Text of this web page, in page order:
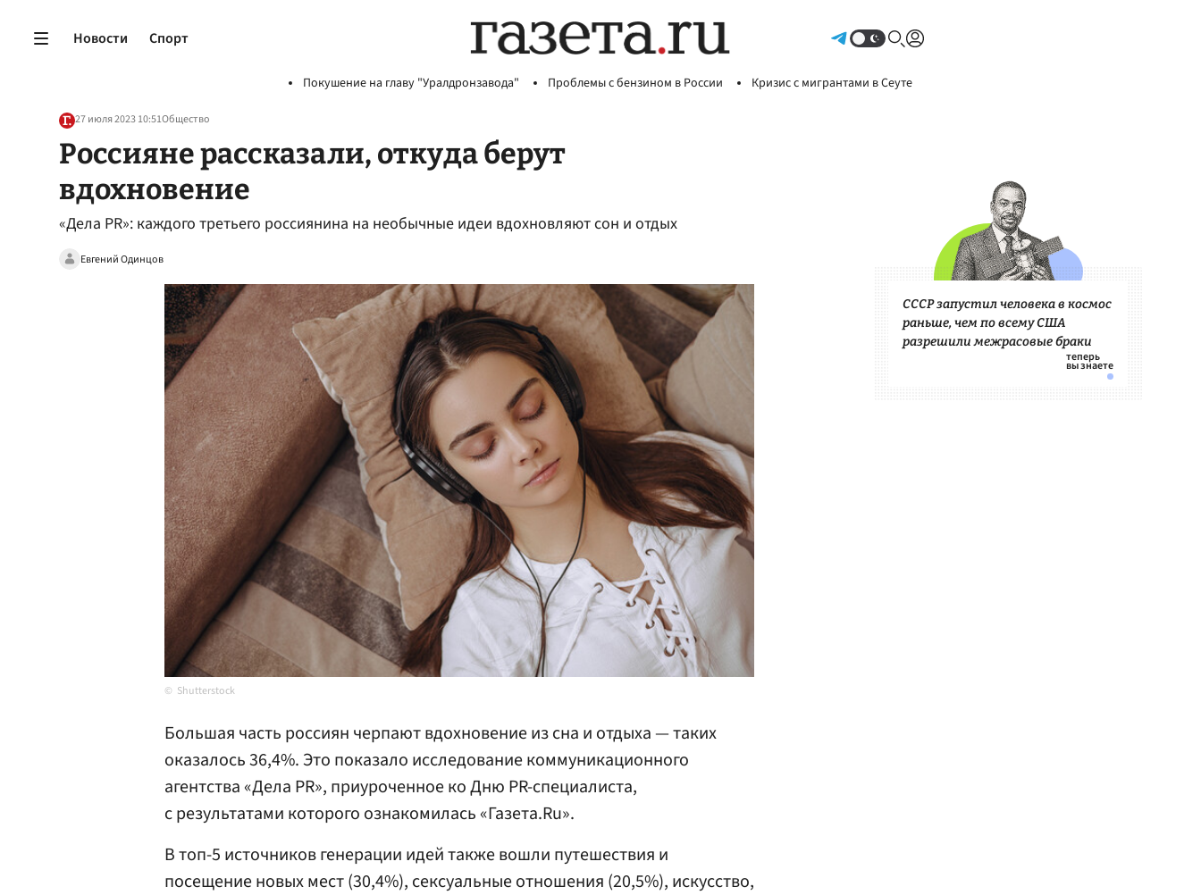
Новости Спорт
Покушение на главу "Уралдронзавода" Проблемы с бензином в России Кризис с мигрантами в Сеуте
27 июля 2023 10:51Общество
Россияне рассказали, откуда берут
вдохновение
«Дела PR»: каждого третьего россиянина на необычные идеи вдохновляют сон и отдых
Евгений Одинцов
Shutterstock
Большая часть россиян черпают вдохновение из сна и отдыха — таких
оказалось 36,4%. Это показало исследование коммуникационного
агентства «Дела PR», приуроченное ко Дню PR-специалиста,
с результатами которого ознакомилась «Газета.Ru».
В топ-5 источников генерации идей также вошли путешествия и
посещение новых мест (30,4%), сексуальные отношения (20,5%), искусство,
СССР запустил человека в космос
раньше, чем по всему США
разрешили межрасовые браки